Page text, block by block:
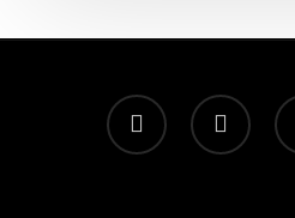
twitter facebook